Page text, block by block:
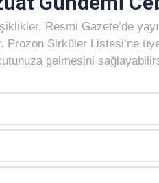
Resmi Gazete’de
Prozon Sirküler Listesi’ne
gelmesini